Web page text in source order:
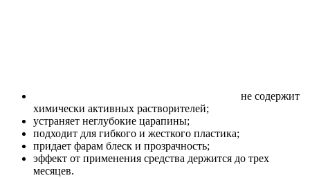
не содержит
химически активных растворителей;
устраняет неглубокие царапины;
подходит для гибкого и жесткого пластика;
придает фарам блеск и прозрачность;
эффект от применения средства держится до трех
месяцев.